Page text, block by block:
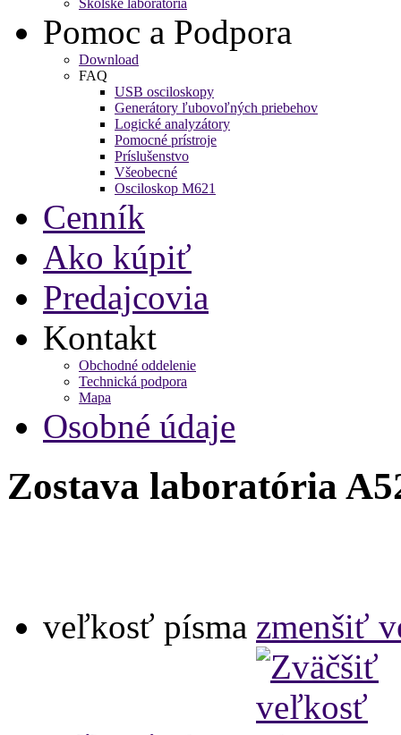
Školské laboratóriá
Pomoc a Podpora
Download
FAQ
USB osciloskopy
Generátory ľubovoľných priebehov
Logické analyzátory
Pomocné prístroje
Príslušenstvo
Všeobecné
Osciloskop M621
Cenník
Ako kúpiť
Predajcovia
Kontakt
Obchodné oddelenie
Technická podpora
Mapa
Osobné údaje
Zostava laboratória
veľkosť písma zmenšiť